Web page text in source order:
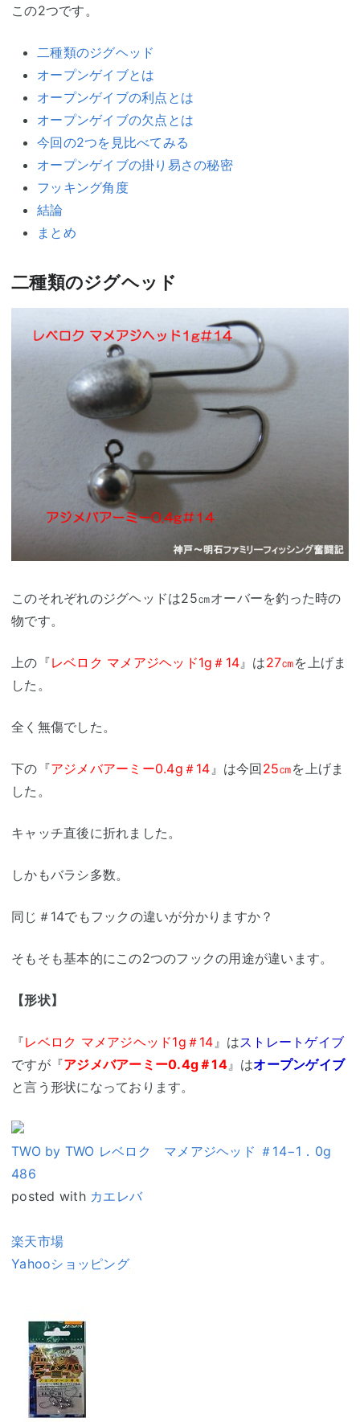
この2つです。
二種類のジグヘッド
オープンゲイブとは
オープンゲイブの利点とは
オープンゲイブの欠点とは
今回の2つを見比べてみる
オープンゲイブの掛り易さの秘密
フッキング角度
結論
まとめ
二種類のジグヘッド
このそれぞれのジグヘッドは25㎝オーバーを釣った時の
物です。
上の『レベロク マメアジヘッド1g＃14 』は27㎝を上げま
した。
全く無傷でした。
下の『アジメバアーミー0.4g＃14 』は今回25㎝を上げま
した。
キャッチ直後に折れました。
しかもバラシ多数。
同じ＃14でもフックの違いが分かりますか？
そもそも基本的にこの2つのフックの用途が違います。
【形状】
『レベロク マメアジヘッド1g＃14 』はストレートゲイブ
ですが『アジメバアーミー0.4g＃14』はオープンゲイブ
と言う形状になっております。
TWO by TWO レベロク マメアジヘッド ＃14−1．0g
486
posted with カエレバ
楽天市場
Yahooショッピング